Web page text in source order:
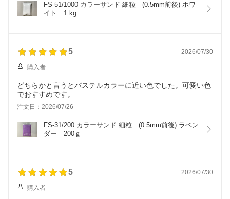
FS-51/1000 カラーサンド 細粒　(0.5mm前後) ホワ
イト　1 kg
5 2026/07/30
購入者
どちらかと言うとパステルカラーに近い色でした。可愛い色
でおすすめです。
注文日：2026/07/26
FS-31/200 カラーサンド 細粒　(0.5mm前後) ラベン
ダー　200ｇ
5 2026/07/30
購入者